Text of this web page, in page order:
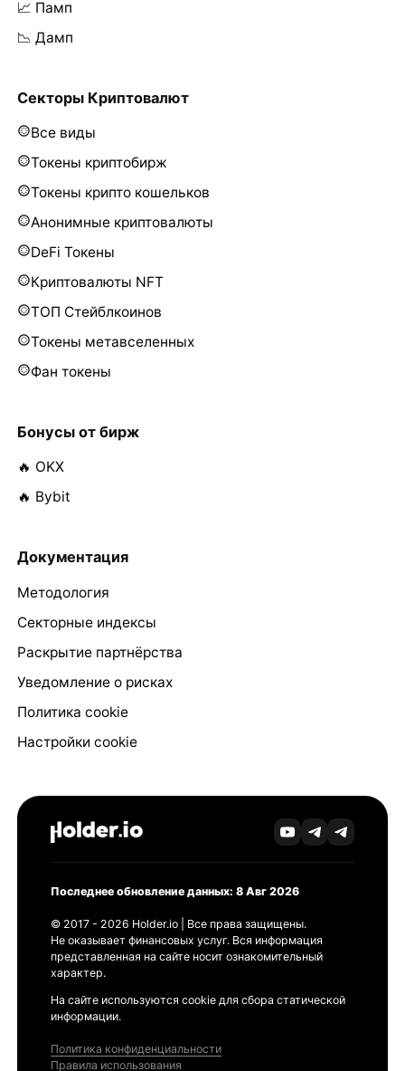
📈 Памп
📉 Дамп
Секторы Криптовалют
Все виды
Токены криптобирж
Токены крипто кошельков
Анонимные криптовалюты
DeFi Токены
Криптовалюты NFT
ТОП Стейблкоинов
Токены метавселенных
Фан токены
Бонусы от бирж
🔥 OKX
🔥 Bybit
Документация
Методология
Секторные индексы
Раскрытие партнёрства
Уведомление о рисках
Политика cookie
Настройки cookie
Последнее обновление данных: 8 Авг 2026
© 2017 - 2026 Holder.io | Все права защищены.
Не оказывает финансовых услуг. Вся информация
представленная на сайте носит ознакомительный
характер.
На сайте используются cookie для сбора статической
информации.
Политика конфиденциальности
Правила использования